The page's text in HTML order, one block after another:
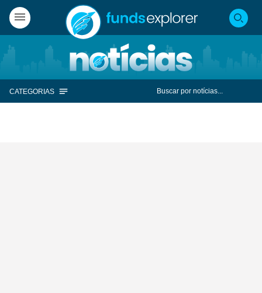
CATEGORIAS